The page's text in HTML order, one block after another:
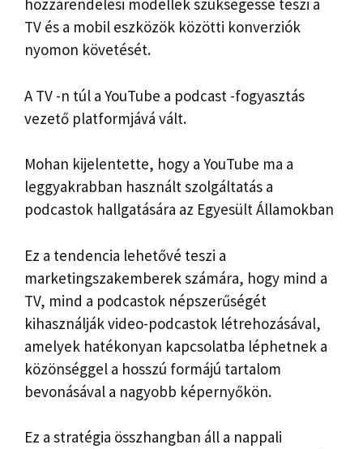
hozzárendelési modellek szükségessé teszi a
TV és a mobil eszközök közötti konverziók
nyomon követését.
A TV -n túl a YouTube a podcast -fogyasztás
vezető platformjává vált.
Mohan kijelentette, hogy a YouTube ma a
leggyakrabban használt szolgáltatás a
podcastok hallgatására az Egyesült Államokban
Ez a tendencia lehetővé teszi a
marketingszakemberek számára, hogy mind a
TV, mind a podcastok népszerűségét
kihasználják video-podcastok létrehozásával,
amelyek hatékonyan kapcsolatba léphetnek a
közönséggel a hosszú formájú tartalom
bevonásával a nagyobb képernyőkön.
Ez a stratégia összhangban áll a nappali